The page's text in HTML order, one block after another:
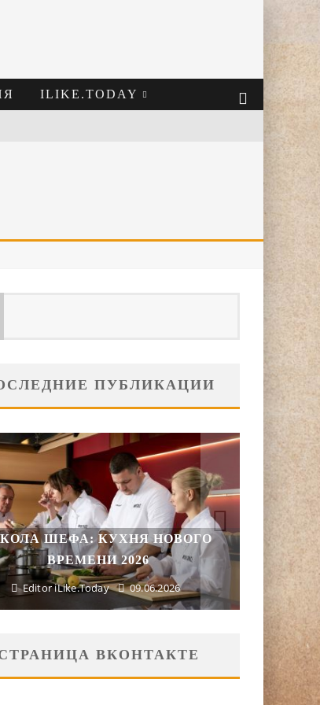
ILIKE.TODAY
ПУБЛИКАЦИИ
ШЕФА: КУХНЯ НОВОГО
ВРЕМЕНИ 2026
Editor iLike.Today 09.06.2026
ВКОНТАКТЕ